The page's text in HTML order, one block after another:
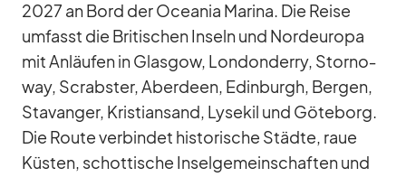
2027 an Bord der Ocea­nia Ma­rina. Die Reise
um­fasst die Bri­ti­schen In­seln und Nord­eu­ropa
mit An­läu­fen in Glas­gow, Lon­don­derry, Stor­no­
way, Scr­abs­ter, Aber­deen, Edin­burgh, Ber­gen,
Sta­van­ger, Kris­ti­an­sand, Lys­e­kil und Gö­te­borg.
Die Route ver­bin­det his­to­ri­sche Städte, raue
Küs­ten, schot­ti­sche In­sel­ge­mein­schaf­ten und